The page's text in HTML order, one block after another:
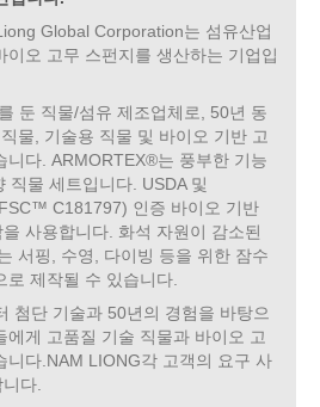
Global Corporation는 섬유산업
이오 고무 스펀지를 생산하는 기업입
둔 직물/섬유 제조업체로, 50년 동
물, 기술용 직물 및 바이오 기반 고
니다. ARMORTEX®는 풍부한 기능
직물 세트입니다. USDA 및
C181797) 인증 바이오 기반
사용합니다. 화석 자원이 감소된
서핑, 수영, 다이빙 등을 위한 잠수
제작될 수 있습니다.
첨단 기술과 50년의 경험을 바탕으
에게 고품질 기술 직물과 바이오 고
니다.NAM LIONG각 고객의 요구 사
다.